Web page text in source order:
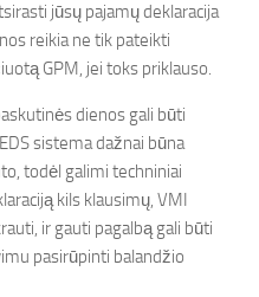
jūsų pajamų deklaracija
reikia ne tik pateikti
GPM, jei toks priklauso.
dienos gali būti
sistema dažnai būna
todėl galimi techniniai
kils klausimų, VMI
ir gauti pagalbą gali būti
pasirūpinti balandžio